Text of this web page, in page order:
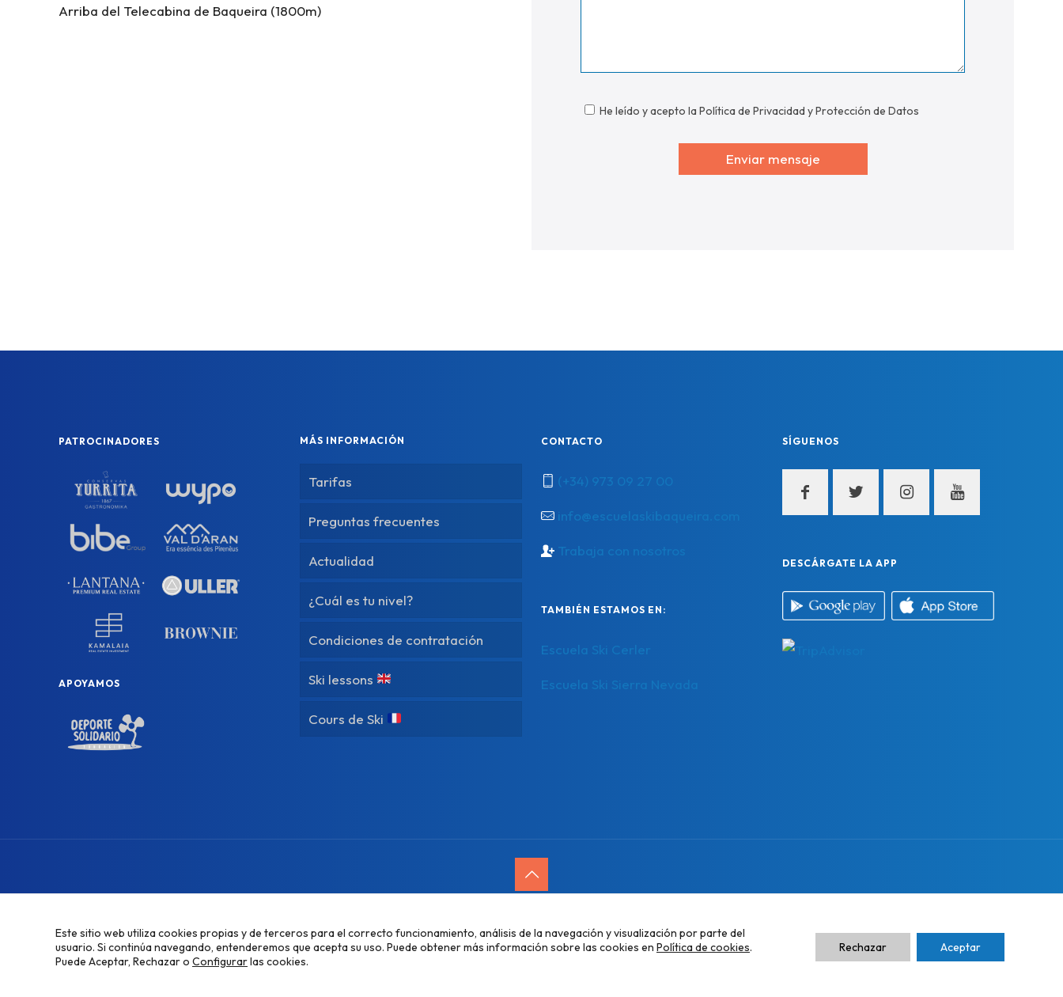
Arriba del Telecabina de Baqueira (1800m)
He leído y acepto la Política de Privacidad y Protección de Datos
PATROCINADORES
APOYAMOS
MÁS INFORMACIÓN
Tarifas
Preguntas frecuentes
Actualidad
¿Cuál es tu nivel?
Condiciones de contratación
Ski lessons
Cours de Ski
CONTACTO
(+34) 973 09 27 00
info@escuelaskibaqueira.com
Trabaja con nosotros
TAMBIÉN ESTAMOS EN:
Escuela Ski Cerler
Escuela Ski Sierra Nevada
SÍGUENOS
DESCÁRGATE LA APP
Aviso legal Política de privacidad LOPIVI Política de cookies Configurar cookies Reglamento interno
Este sitio web utiliza cookies propias y de terceros para el correcto funcionamiento, análisis de la navegación y visualización por parte del
usuario. Si continúa navegando, entenderemos que acepta su uso. Puede obtener más información sobre las cookies en Política de cookies.
Puede Aceptar, Rechazar o Configurarlas cookies.
Aceptar
Rechazar